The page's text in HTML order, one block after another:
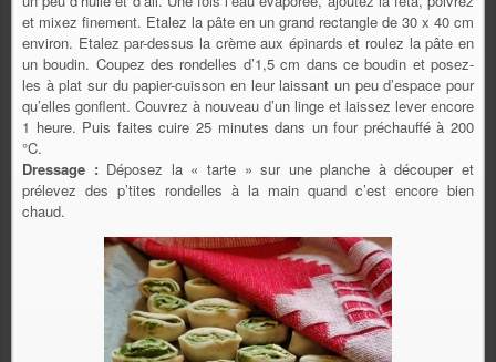
et mixez finement. Etalez la pâte en un grand rectangle de 30 x 40 cm
environ. Etalez par-dessus la crème aux épinards et roulez la pâte en
un boudin. Coupez des rondelles d’1,5 cm dans ce boudin et posez-
les à plat sur du papier-cuisson en leur laissant un peu d’espace pour
qu’elles gonflent. Couvrez à nouveau d’un linge et laissez lever encore
1 heure. Puis faites cuire 25 minutes dans un four préchauffé à 200
°C.
Dressage : Déposez la « tarte » sur une planche à découper et
prélevez des p’tites rondelles à la main quand c’est encore bien
chaud.